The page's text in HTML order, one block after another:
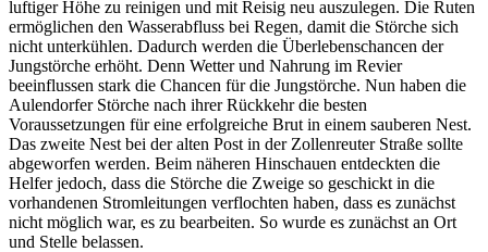
luftiger Höhe zu reinigen und mit Reisig neu auszulegen. Die Ruten
ermöglichen den Wasserabfluss bei Regen, damit die Störche sich
nicht unterkühlen. Dadurch werden die Überlebenschancen der
Jungstörche erhöht. Denn Wetter und Nahrung im Revier
beeinflussen stark die Chancen für die Jungstörche. Nun haben die
Aulendorfer Störche nach ihrer Rückkehr die besten
Voraussetzungen für eine erfolgreiche Brut in einem sauberen Nest.
Das zweite Nest bei der alten Post in der Zollenreuter Straße sollte
abgeworfen werden. Beim näheren Hinschauen entdeckten die
Helfer jedoch, dass die Störche die Zweige so geschickt in die
vorhandenen Stromleitungen verflochten haben, dass es zunächst
nicht möglich war, es zu bearbeiten. So wurde es zunächst an Ort
und Stelle belassen.